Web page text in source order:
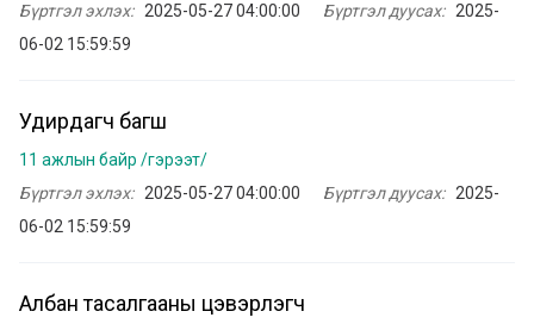
Бүртгэл эхлэх: 2025-05-27 04:00:00 Бүртгэл дуусах: 2025-
06-02 15:59:59
Удирдагч багш
11 ажлын байр /гэрээт/
Бүртгэл эхлэх: 2025-05-27 04:00:00 Бүртгэл дуусах: 2025-
06-02 15:59:59
Албан тасалгааны цэвэрлэгч